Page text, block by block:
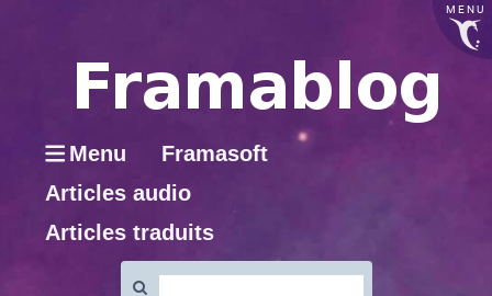
MENU
Menu
Framasoft
Articles audio
Articles traduits